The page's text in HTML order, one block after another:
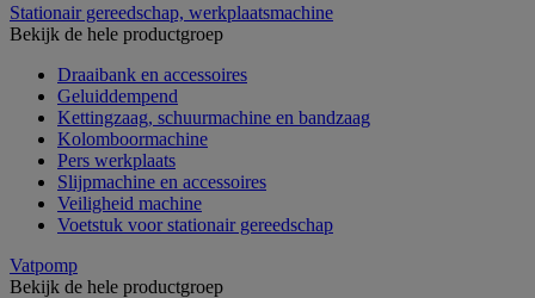
Stationair gereedschap, werkplaatsmachine
Bekijk de hele productgroep
Draaibank en accessoires
Geluiddempend
Kettingzaag, schuurmachine en bandzaag
Kolomboormachine
Pers werkplaats
Slijpmachine en accessoires
Veiligheid machine
Voetstuk voor stationair gereedschap
Vatpomp
Bekijk de hele productgroep